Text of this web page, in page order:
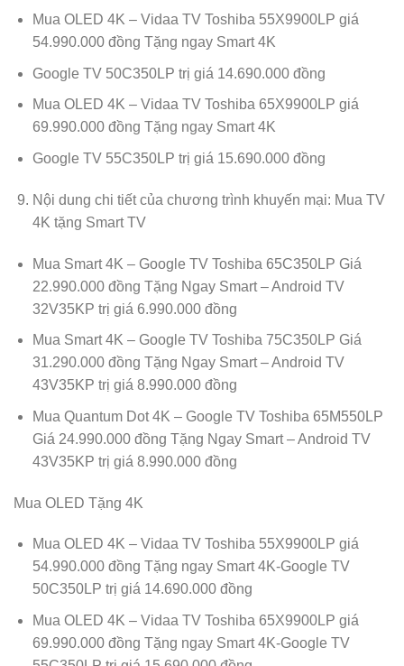
Mua OLED 4K – Vidaa TV Toshiba 55X9900LP giá
54.990.000 đồng Tặng ngay Smart 4K
Google TV 50C350LP trị giá 14.690.000 đồng
Mua OLED 4K – Vidaa TV Toshiba 65X9900LP giá
69.990.000 đồng Tặng ngay Smart 4K
Google TV 55C350LP trị giá 15.690.000 đồng
Nội dung chi tiết của chương trình khuyến mại: Mua TV
4K tặng Smart TV
Mua Smart 4K – Google TV Toshiba 65C350LP Giá
22.990.000 đồng Tặng Ngay Smart – Android TV
32V35KP trị giá 6.990.000 đồng
Mua Smart 4K – Google TV Toshiba 75C350LP Giá
31.290.000 đồng Tặng Ngay Smart – Android TV
43V35KP trị giá 8.990.000 đồng
Mua Quantum Dot 4K – Google TV Toshiba 65M550LP
Giá 24.990.000 đồng Tặng Ngay Smart – Android TV
43V35KP trị giá 8.990.000 đồng
Mua OLED Tặng 4K
Mua OLED 4K – Vidaa TV Toshiba 55X9900LP giá
54.990.000 đồng Tặng ngay Smart 4K-Google TV
50C350LP trị giá 14.690.000 đồng
Mua OLED 4K – Vidaa TV Toshiba 65X9900LP giá
69.990.000 đồng Tặng ngay Smart 4K-Google TV